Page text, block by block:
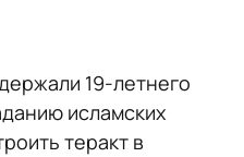
19-летнего
исламских
теракт в